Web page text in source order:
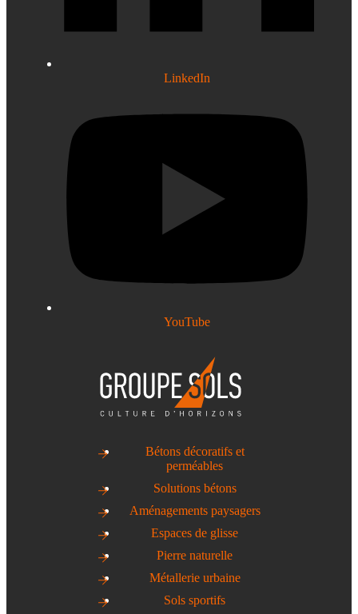
LinkedIn
YouTube
Bétons décoratifs et
perméables
Solutions bétons
Aménagements paysagers
Espaces de glisse
Pierre naturelle
Métallerie urbaine
Sols sportifs